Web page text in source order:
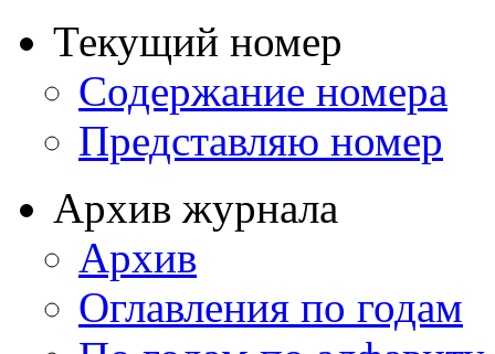
Текущий номер
Содержание номера
Представляю номер
Архив журнала
Архив
Оглавления по годам